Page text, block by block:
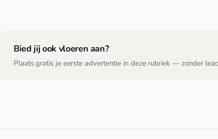
Bied jij ook vloeren aan?
Plaats gratis je eerste advertentie in deze rubriek — zonder